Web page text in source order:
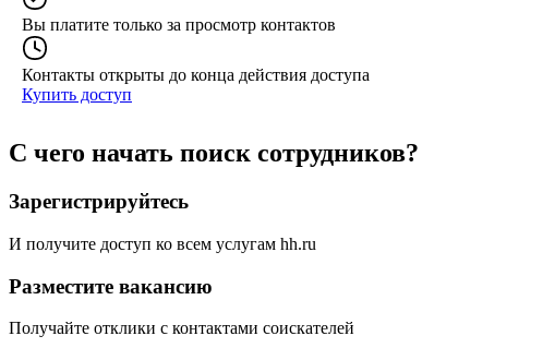
Вы платите только за просмотр контактов
Контакты открыты до конца действия доступа
Купить доступ
С чего начать поиск сотрудников?
Зарегистрируйтесь
И получите доступ ко всем услугам hh.ru
Разместите вакансию
Получайте отклики с контактами соискателей